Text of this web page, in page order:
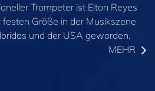
Trompeter ist Elton Reyes
festen Größe in der Musikszene
und der USA geworden.
MEHR